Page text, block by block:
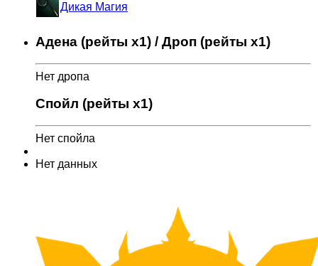
Дикая Магия
Адена (рейты x1) / Дроп (рейты x1)
Нет дропа
Спойл (рейты x1)
Нет спойла
Нет данных